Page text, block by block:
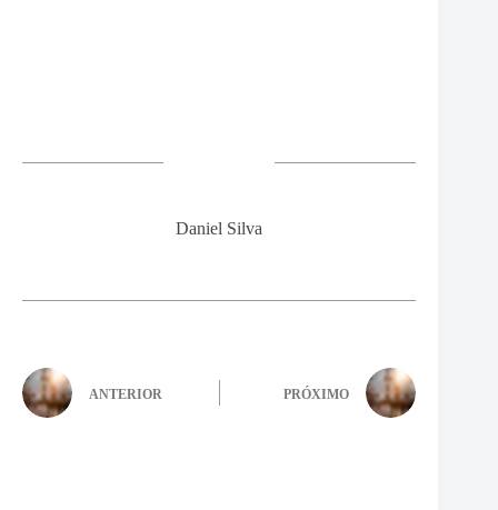
Daniel Silva
ANTERIOR PRÓXIMO